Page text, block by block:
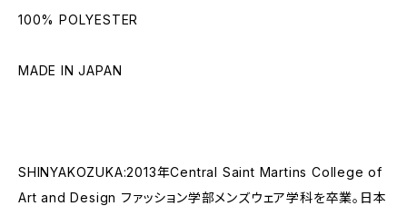
100% POLYESTER
MADE IN JAPAN
SHINYAKOZUKA:2013年Central Saint Martins College of
Art and Design ファッション学部メンズウェア学科を卒業。日本